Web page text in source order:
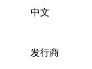
中文
发行商